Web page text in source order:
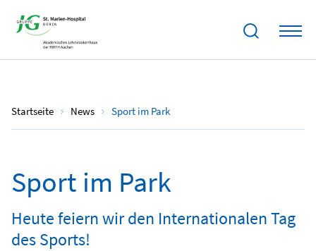
Startseite News Sport im Park
06.04.2024
Sport im Park
Heute feiern wir den Internationalen Tag
des Sports!